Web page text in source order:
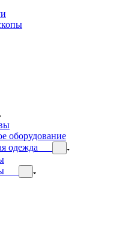
оборудование
одежда